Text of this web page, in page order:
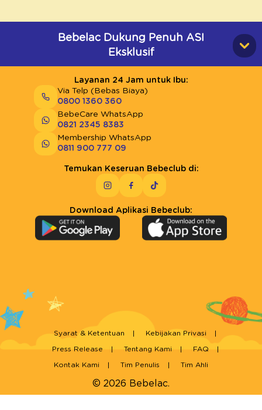
Bebelac Dukung Penuh ASI
Eksklusif
Layanan 24 Jam untuk Ibu:
Via Telp (Bebas Biaya)
0800 1360 360
BebeCare WhatsApp
0821 2345 8383
Membership WhatsApp
0811 900 777 09
Temukan Keseruan Bebeclub di:
Download Aplikasi Bebeclub:
© 2026 Bebelac.
Syarat & Ketentuan Kebijakan Privasi
Press Release Tentang Kami FAQ
Kontak Kami Tim Penulis Tim Ahli